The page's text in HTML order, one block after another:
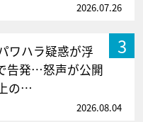
2026.07.26
3
ワハラ疑惑が浮
告発…怒声が公開
の…
2026.08.04